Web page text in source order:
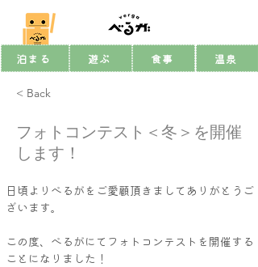
泊まる 遊ぶ 食事 温泉
< Back
フォトコンテスト＜冬＞を開催
します！
日頃よりべるがをご愛顧頂きましてありがとうご
ざいます。
この度、べるがにてフォトコンテストを開催する
ことになりました！